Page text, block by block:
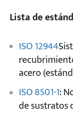
Lista de
ISO 12944
acero
ISO 8501-1:
de sustratos